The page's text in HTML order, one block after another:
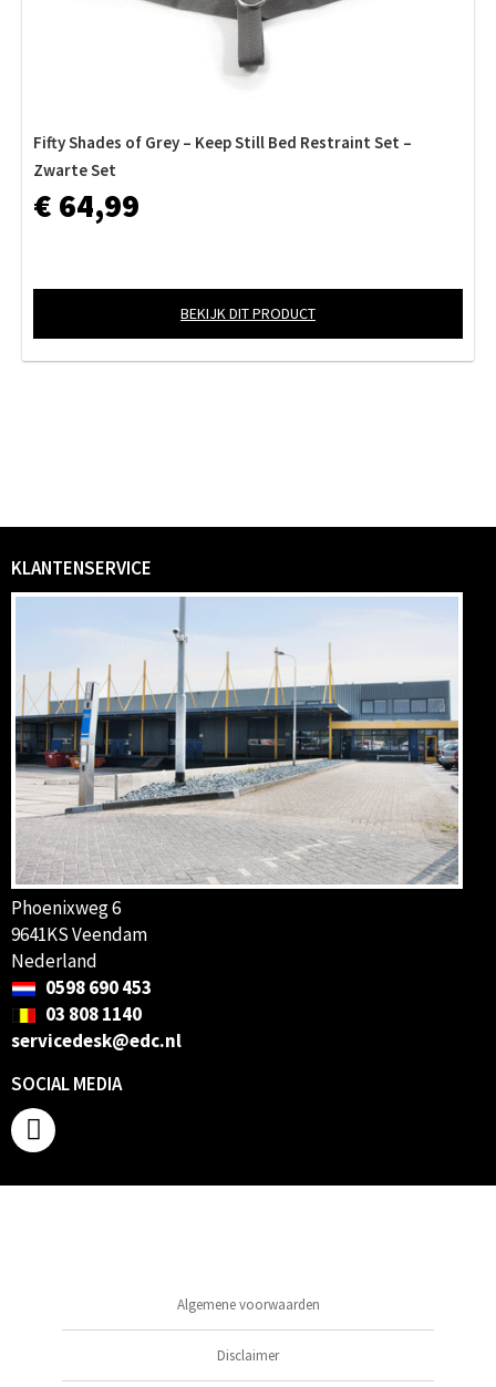
Fifty Shades of Grey – Keep Still Bed Restraint Set –
Zwarte Set
€ 64,99
BEKIJK DIT PRODUCT
KLANTENSERVICE
Phoenixweg 6
9641KS Veendam
Nederland
0598 690 453
03 808 1140
servicedesk@edc.nl
SOCIAL MEDIA
Algemene voorwaarden
Disclaimer